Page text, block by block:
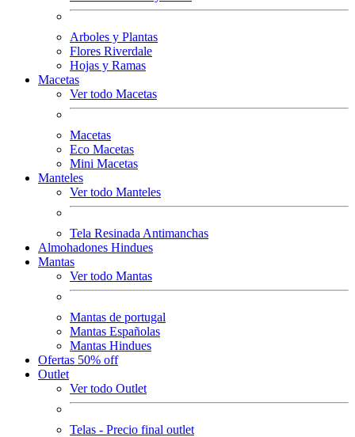
Arboles y Plantas
Flores Riverdale
Hojas y Ramas
Macetas
Ver todo Macetas
Macetas
Eco Macetas
Mini Macetas
Manteles
Ver todo Manteles
Tela Resinada Antimanchas
Almohadones Hindues
Mantas
Ver todo Mantas
Mantas de portugal
Mantas Españolas
Mantas Hindues
Ofertas 50% off
Outlet
Ver todo Outlet
Telas - Precio final outlet